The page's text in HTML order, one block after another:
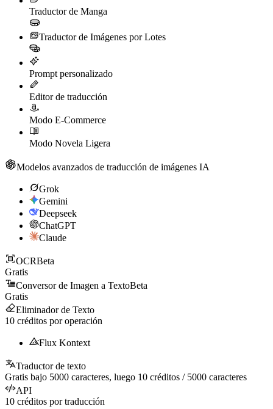
Traductor de Manga
Traductor de Imágenes por Lotes
Prompt personalizado
Editor de traducción
Modo E-Commerce
Modo Novela Ligera
Modelos avanzados de traducción de imágenes IA
Grok
Gemini
Deepseek
ChatGPT
Claude
OCRBeta
Gratis
Conversor de Imagen a TextoBeta
Gratis
Eliminador de Texto
10 créditos por operación
Flux Kontext
Traductor de texto
Gratis bajo 5000 caracteres, luego 10 créditos / 5000 caracteres
API
10 créditos por traducción